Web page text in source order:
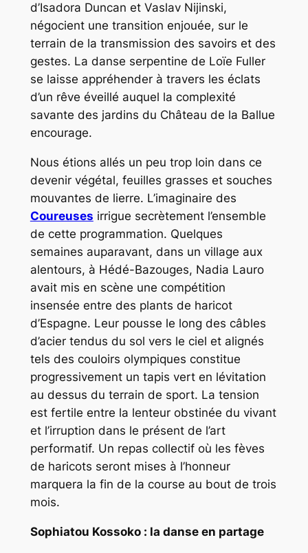
d’Isadora Duncan et Vaslav Nijinski,
négocient une transition enjouée, sur le
terrain de la transmission des savoirs et des
gestes. La danse serpentine de Loïe Fuller
se laisse appréhender à travers les éclats
d’un rêve éveillé auquel la complexité
savante des jardins du Château de la Ballue
encourage.
Nous étions allés un peu trop loin dans ce
devenir végétal, feuilles grasses et souches
mouvantes de lierre. L’imaginaire des
Coureuses irrigue secrètement l’ensemble
de cette programmation. Quelques
semaines auparavant, dans un village aux
alentours, à Hédé-Bazouges, Nadia Lauro
avait mis en scène une compétition
insensée entre des plants de haricot
d’Espagne. Leur pousse le long des câbles
d’acier tendus du sol vers le ciel et alignés
tels des couloirs olympiques constitue
progressivement un tapis vert en lévitation
au dessus du terrain de sport. La tension
est fertile entre la lenteur obstinée du vivant
et l’irruption dans le présent de l’art
performatif. Un repas collectif où les fèves
de haricots seront mises à l’honneur
marquera la fin de la course au bout de trois
mois.
Sophiatou Kossoko : la danse en partage